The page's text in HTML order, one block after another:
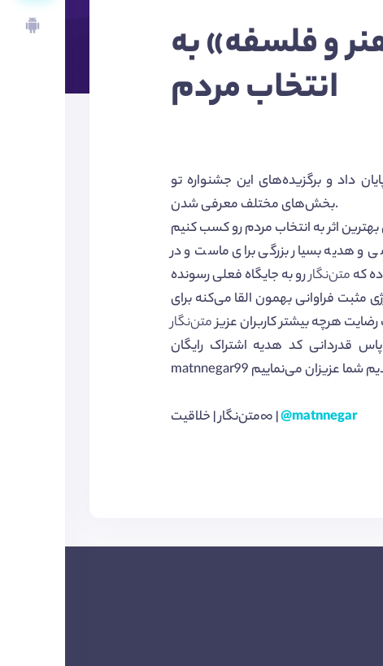
و فلسفه» به
انتخاب مردم
1 اسفندماه به کار خودش پایان داد و برگزیده‌های این جشنواره تو
بخش‌های مختلف معرفی شدن.
و هدیه بسیار بزرگی برای ماست و در
کهمتن‌نگار
مثبت فراوانی بهمون القا می‌کنه برای
هرچه بیشتر کاربران عزیزمتن‌نگار
قدردانی کد هدیه اشتراک رایگان
متن‌نگار | خلاقیت∞ |@matnnegar